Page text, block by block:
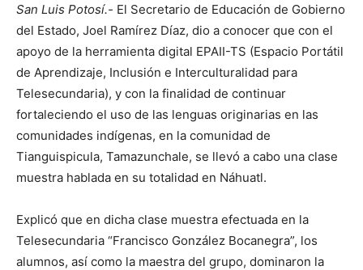
San Luis Potosí.- El Secretario de Educación de Gobierno
del Estado, Joel Ramírez Díaz, dio a conocer que con el
apoyo de la herramienta digital EPAII-TS (Espacio Portátil
de Aprendizaje, Inclusión e Interculturalidad para
Telesecundaria), y con la finalidad de continuar
fortaleciendo el uso de las lenguas originarias en las
comunidades indígenas, en la comunidad de
Tianguispicula, Tamazunchale, se llevó a cabo una clase
muestra hablada en su totalidad en Náhuatl.
Explicó que en dicha clase muestra efectuada en la
Telesecundaria “Francisco González Bocanegra”, los
alumnos, así como la maestra del grupo, dominaron la